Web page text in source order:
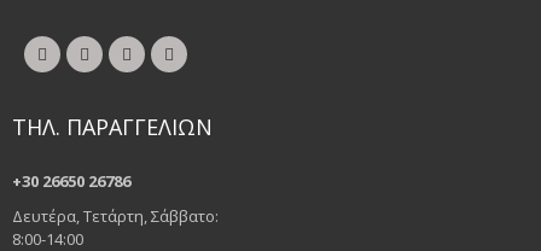
ΤΗΛ. ΠΑΡΑΓΓΕΛΙΩΝ
+30 26650 26786
Δευτέρα, Τετάρτη, Σάββατο:
8:00-14:00